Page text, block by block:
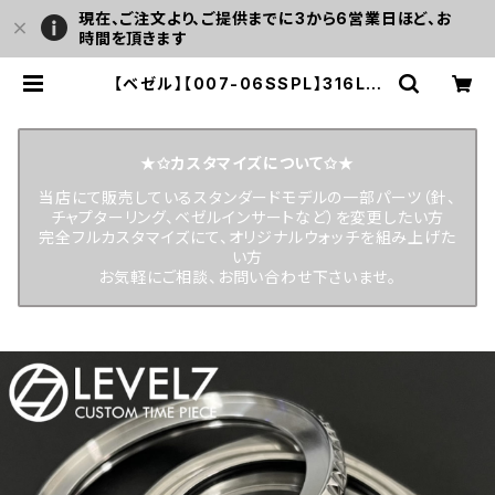
現在、ご注文より、ご提供までに3から6営業日ほど、お
時間を頂きます
【ベゼル】【007-06SSPL】316Lス
ム用パーツ LEVEL7（SEIKO MOD
パーツとしても使用可） | LEVEL7
★✩カスタマイズについて✩★
当店にて販売しているスタンダードモデルの一部パーツ（針、
チャプターリング、ベゼルインサートなど）を変更したい方
完全フルカスタマイズにて、オリジナルウォッチを組み上げた
い方
お気軽にご相談、お問い合わせ下さいませ。